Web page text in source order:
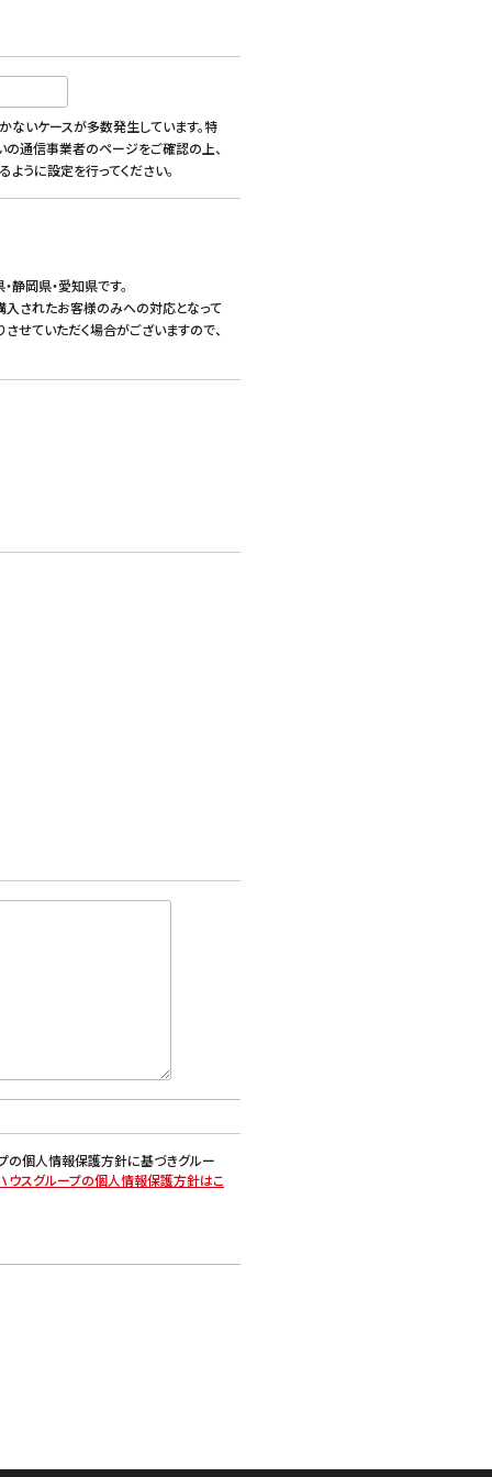
いケースが多数発生しています。特
通信事業者のページをご確認の上、
うに設定を行ってください。
静岡県・愛知県です。
入されたお客様のみへの対応となって
せていただく場合がございますので、
の個人情報保護方針に基づきグルー
ウスグループの個人情報保護方針はこ